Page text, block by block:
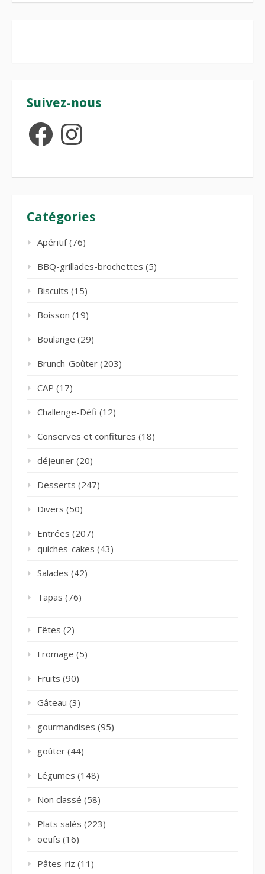
Suivez-nous
FacebookInstagram
Catégories
Apéritif(76)
BBQ-grillades-brochettes (5)
Biscuits (15)
Boisson (19)
Boulange (29)
Brunch-Goûter (203)
CAP (17)
Challenge-Défi (12)
Conserves et confitures (18)
déjeuner (20)
Desserts (247)
Divers (50)
Entrées (207)
quiches-cakes (43)
Salades (42)
Tapas (76)
Fêtes (2)
Fromage (5)
Fruits (90)
Gâteau (3)
gourmandises (95)
goûter (44)
Légumes (148)
Non classé (58)
Plats salés (223)
oeufs (16)
Pâtes-riz (11)